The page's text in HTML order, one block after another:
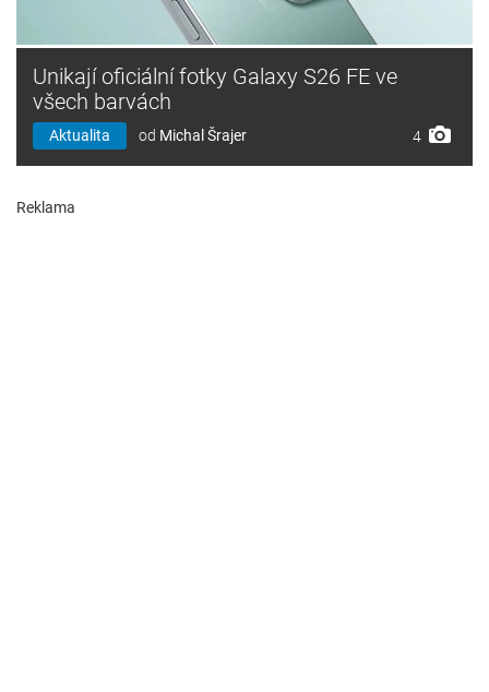
Unikají oficiální fotky Galaxy S26 FE ve
všech barvách
Aktualita od Michal Šrajer 4
Reklama